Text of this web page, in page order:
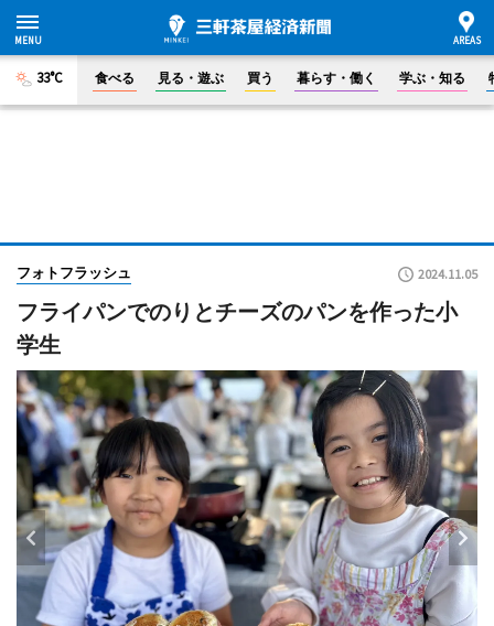
33°C 食べる 見る・遊ぶ 買う 暮らす・働く 学ぶ・知る
フォトフラッシュ 2024.11.05
フライパンでのりとチーズのパンを作った小
学生